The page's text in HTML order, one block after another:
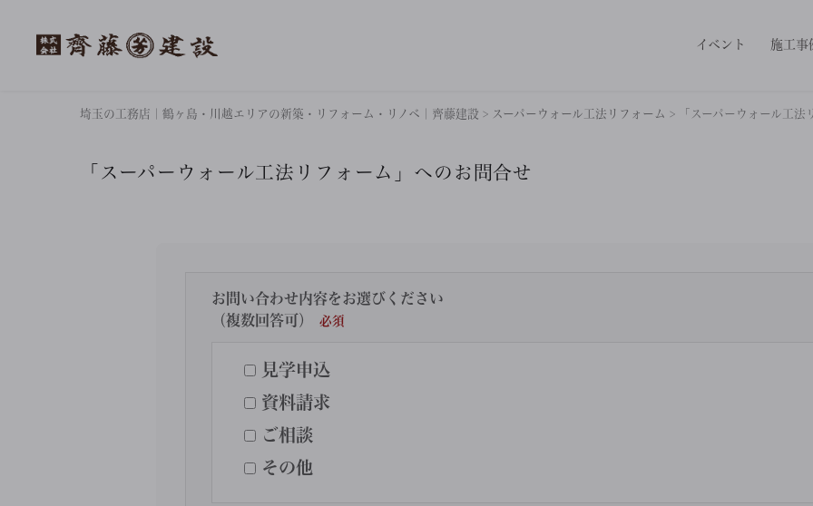
イベント 施工事
埼玉の工務店｜鶴ヶ島・川越エリアの新築・リフォーム・リノベ｜齊藤建設 > スーパーウォール工法リフォーム > 「スーパーウォール工
「スーパーウォール工法リフォーム」へのお問合せ
お問い合わせ内容をお選びください
（複数回答可）
見学申込
資料請求
ご相談
その他